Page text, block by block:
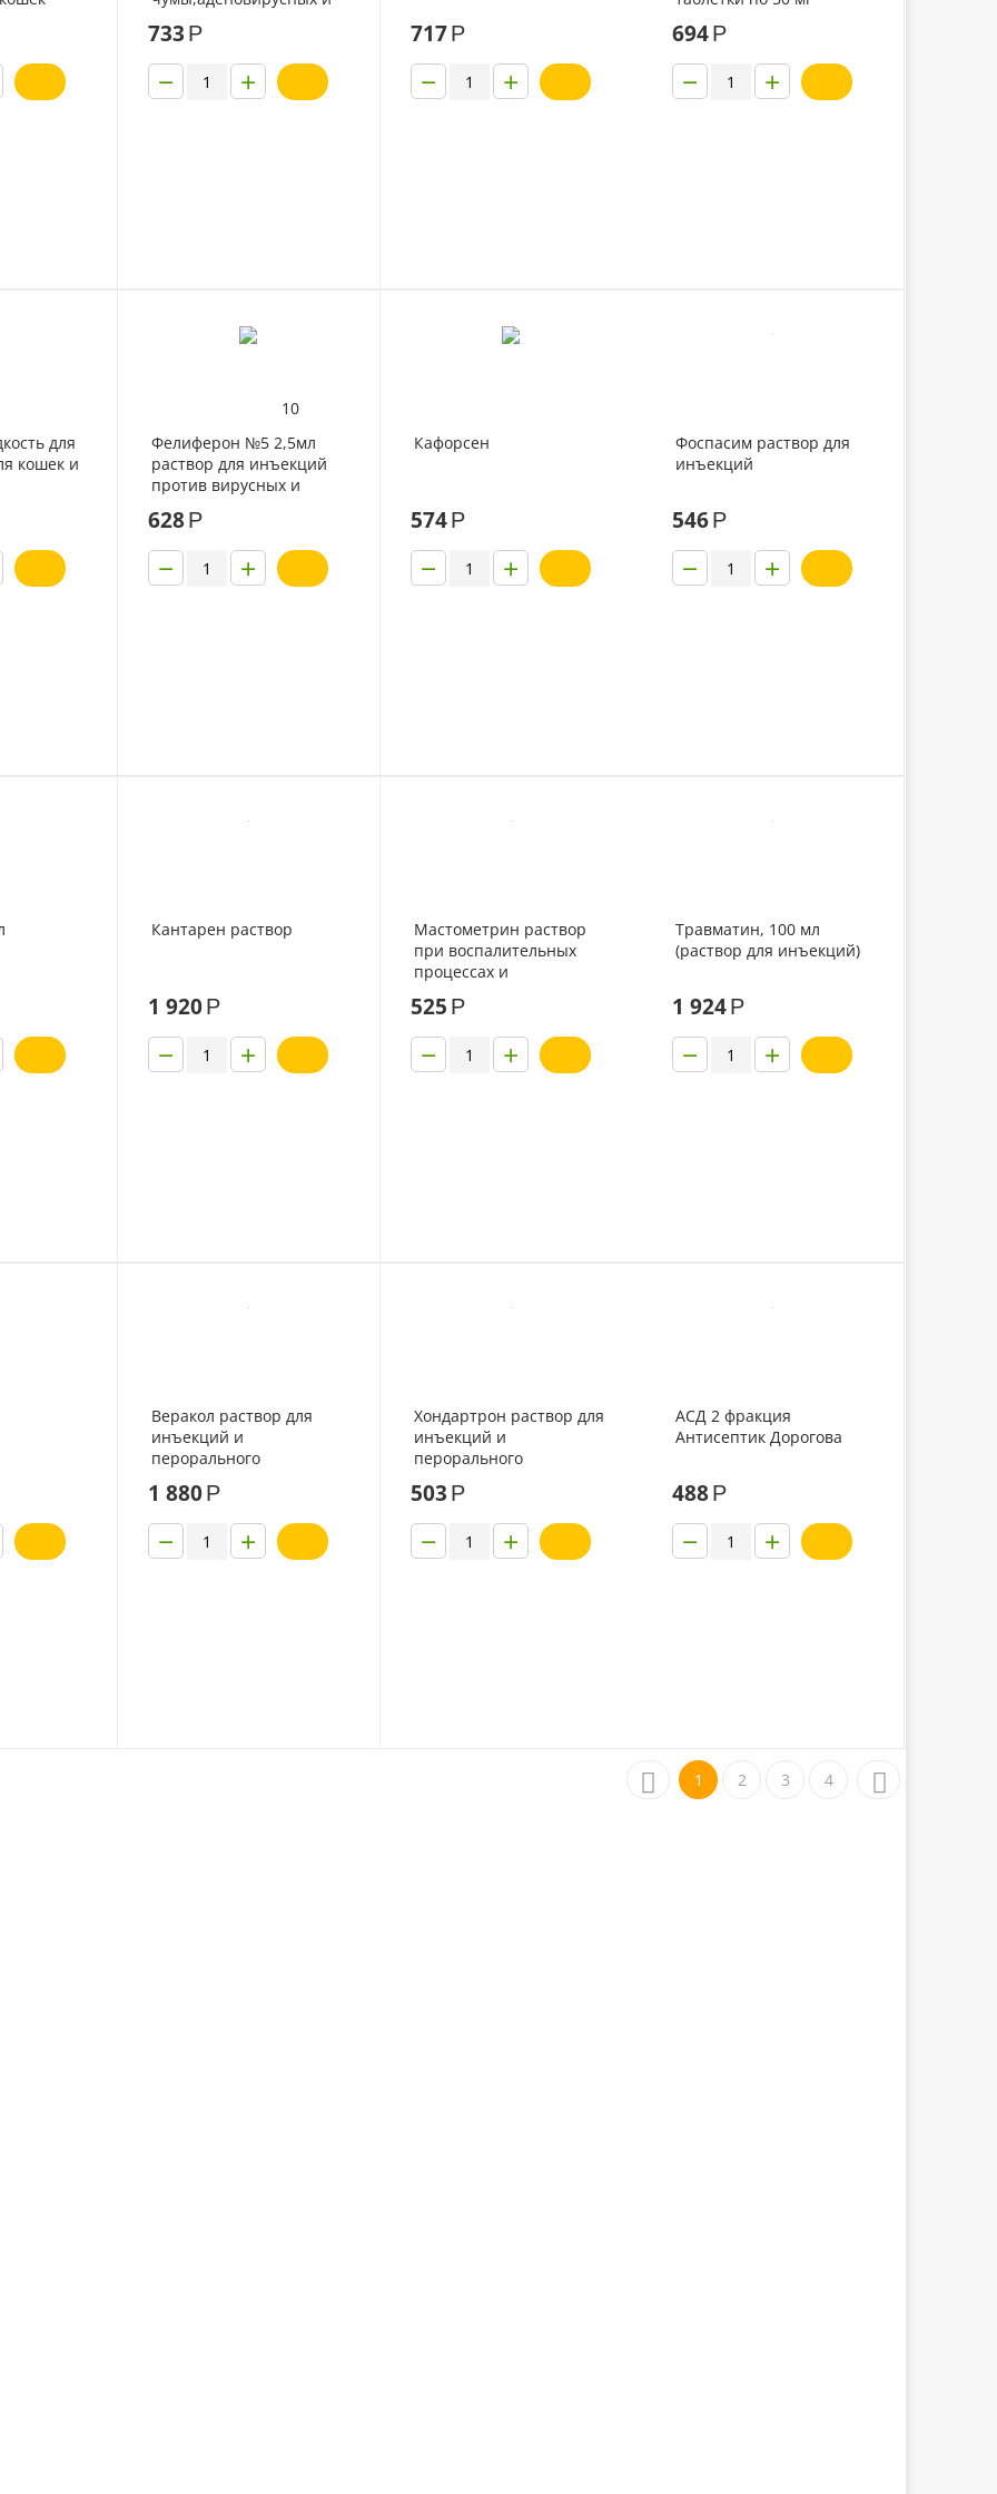
энтеритов собак
733 Р
+
−
717 Р
+
−
694Р
+
−
для
кошек и
10
Фелиферон №5 2,5мл
раствор для инъекций
против вирусных и
заболеваний кошек
628Р
+
−
Кафорсен
574 Р
+
−
Фоспасим раствор для
инъекций
546Р
+
−
Кантарен раствор
1 920Р
+
−
Мастометрин раствор
при воспалительных
процессах и
системы самок
525 Р
+
−
Травматин, 100 мл
(раствор для инъекций)
1 924Р
+
−
Веракол раствор для
инъекций и
перорального
1 880Р
+
−
Хондартрон раствор для
инъекций и
перорального
503 Р
+
−
АСД 2 фракция
Антисептик Дорогова
488Р
+
−
1 2 3 4